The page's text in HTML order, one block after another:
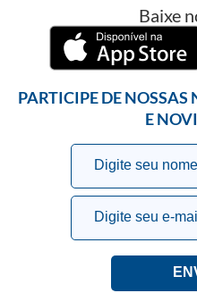
Baixe
PARTICIPE DE
E